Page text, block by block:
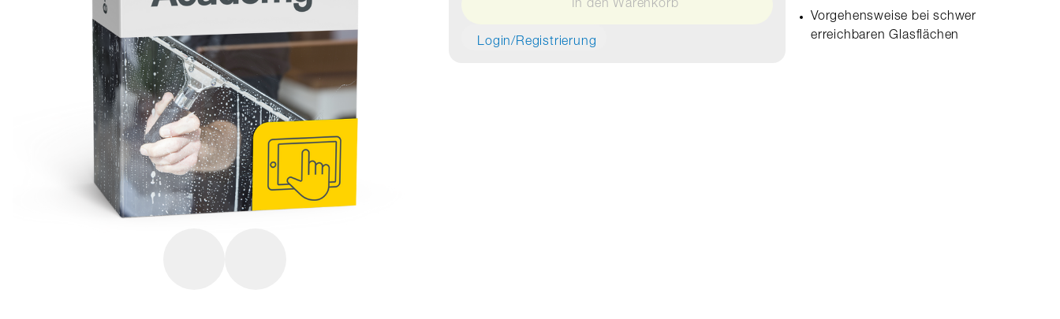
In den Warenkorb
Login/Registrierung
Vorgehensweise bei schwer
erreichbaren Glasflächen